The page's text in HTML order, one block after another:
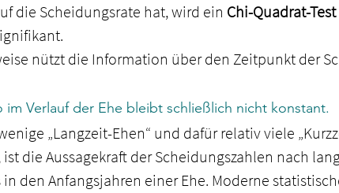
die Scheidungsrate hat, wird ein Chi-Quadrat-Test
nützt die Information über den Zeitpunkt der
im Verlauf der Ehe bleibt schließlich nicht konstant.
„Langzeit-Ehen“ und dafür relativ viele
die Aussagekraft der Scheidungszahlen nach
den Anfangsjahren einer Ehe. Moderne